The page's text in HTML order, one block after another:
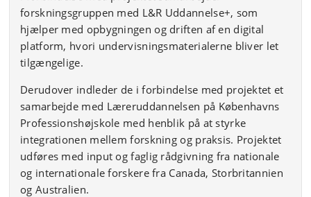
forskningsgruppen med L&R Uddannelse+, som
hjælper med opbygningen og driften af en digital
platform, hvori undervisningsmaterialerne bliver let
tilgængelige.
Derudover indleder de i forbindelse med projektet et
samarbejde med Læreruddannelsen på Københavns
Professionshøjskole med henblik på at styrke
integrationen mellem forskning og praksis. Projektet
udføres med input og faglig rådgivning fra nationale
og internationale forskere fra Canada, Storbritannien
og Australien.